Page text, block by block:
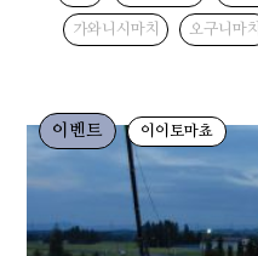
가와니시마치 오구니마치
이벤트 이이토마쵸